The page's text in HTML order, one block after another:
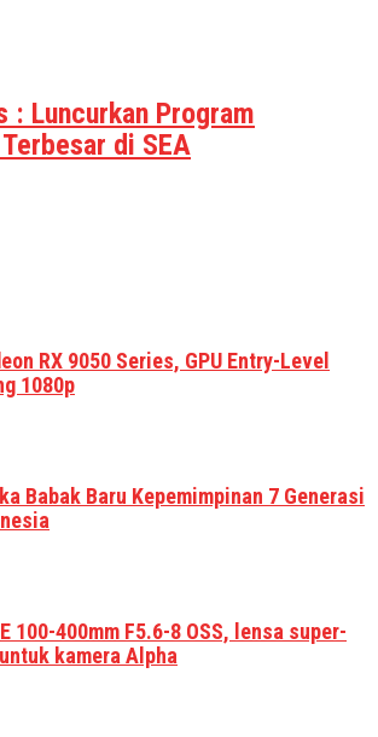
: Luncurkan Program
di SEA
RX 9050 Series, GPU Entry-Level
1080p
Babak Baru Kepemimpinan 7 Generasi
100-400mm F5.6-8 OSS, lensa super-
kamera Alpha